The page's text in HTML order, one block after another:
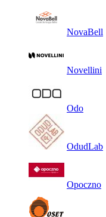
NovaBell
Novellini
Odo
OdudLab
Opoczno